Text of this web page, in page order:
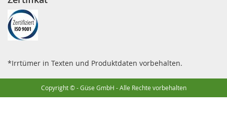
*Irrtümer in Texten und Produktdaten vorbehalten.
Copyright © - Güse GmbH - Alle Rechte vorbehalten